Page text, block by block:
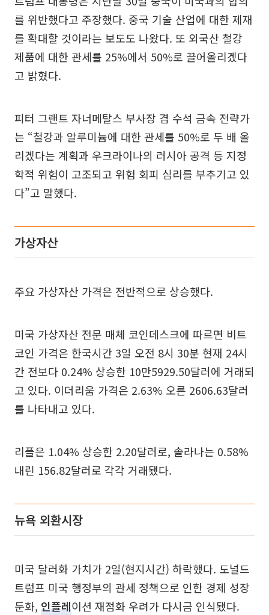
를 위반했다고 주장했다. 중국 기술 산업에 대한 제재
를 확대할 것이라는 보도도 나왔다. 또 외국산 철강
제품에 대한 관세를 25%에서 50%로 끌어올리겠다
고 밝혔다.
피터 그랜트 자너메탈스 부사장 겸 수석 금속 전략가
는 “철강과 알루미늄에 대한 관세를 50%로 두 배 올
리겠다는 계획과 우크라이나의 러시아 공격 등 지정
학적 위험이 고조되고 위험 회피 심리를 부추기고 있
다”고 말했다.
가상자산
주요 가상자산 가격은 전반적으로 상승했다.
미국 가상자산 전문 매체 코인데스크에 따르면 비트
코인 가격은 한국시간 3일 오전 8시 30분 현재 24시
간 전보다 0.24% 상승한 10만5929.50달러에 거래되
고 있다. 이더리움 가격은 2.63% 오른 2606.63달러
를 나타내고 있다.
리플은 1.04% 상승한 2.20달러로, 솔라나는 0.58%
내린 156.82달러로 각각 거래됐다.
뉴욕 외환시장
미국 달러화 가치가 2일(현지시간) 하락했다. 도널드
트럼프 미국 행정부의 관세 정책으로 인한 경제 성장
둔화, 인플레이션 재점화 우려가 다시금 인식됐다.